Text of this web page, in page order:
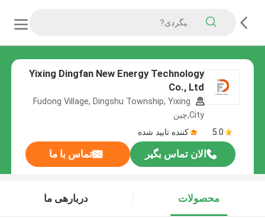
Yixing Dingfan New Energy Technology
Co., Ltd
Fudong Village, Dingshu Township, Yixing
City,چین
5.0
کننده تایید شده
الان تماس بگیر تماس با ما
محصولات دربارهی ما